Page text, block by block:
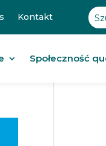
Kontakt
Społeczność